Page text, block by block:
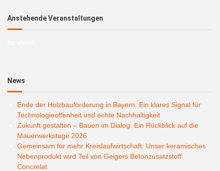
Anstehende Veranstaltungen
News
Ende der Holzbauförderung in Bayern: Ein klares Signal für
Technologieoffenheit und echte Nachhaltigkeit
Zukunft gestalten – Bauen im Dialog: Ein Rückblick auf die
Mauerwerkstage 2026
Gemeinsam für mehr Kreislaufwirtschaft: Unser keramisches
Nebenprodukt wird Teil von Geigers Betonzusatzstoff
Concrelat